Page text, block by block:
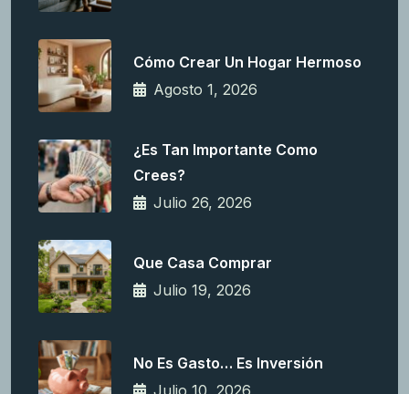
Cómo Crear Un Hogar Hermoso
Agosto 1, 2026
¿Es Tan Importante Como
Crees?
Julio 26, 2026
Que Casa Comprar
Julio 19, 2026
No Es Gasto… Es Inversión